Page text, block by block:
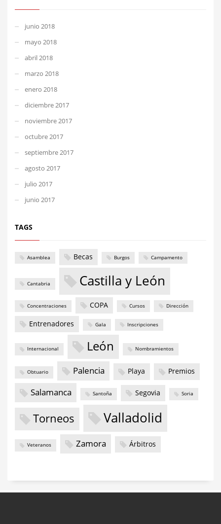
junio 2018
mayo 2018
abril 2018
marzo 2018
enero 2018
diciembre 2017
noviembre 2017
octubre 2017
septiembre 2017
agosto 2017
julio 2017
junio 2017
TAGS
Asamblea Becas Burgos Campamento
Cantabria Castilla y León
Concentraciones COPA Cursos Dirección
Entrenadores Gala Inscripciones
Internacional León Nombramientos
Obtuario Palencia Playa Premios
Salamanca Santoña Segovia Soria
Torneos Valladolid
Veteranos Zamora Árbitros